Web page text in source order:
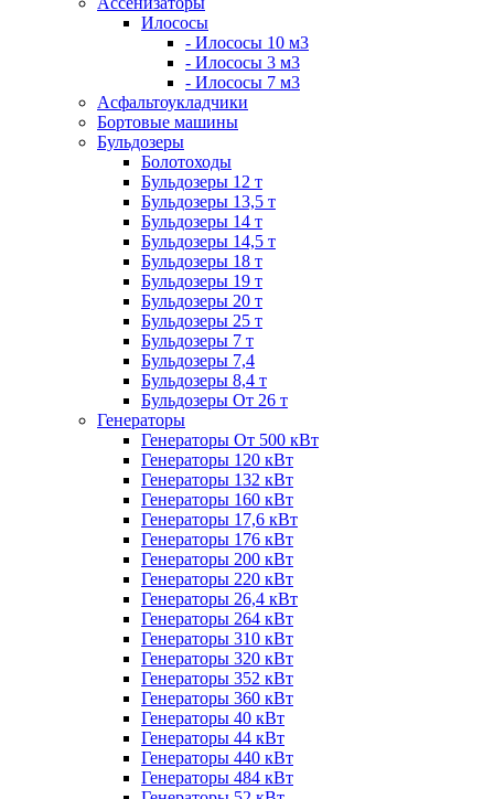
Илососы
- Илососы 10 м3
- Илососы 3 м3
- Илососы 7 м3
Асфальтоукладчики
Бортовые машины
Бульдозеры
Болотоходы
Бульдозеры 12 т
Бульдозеры 13,5 т
Бульдозеры 14 т
Бульдозеры 14,5 т
Бульдозеры 18 т
Бульдозеры 19 т
Бульдозеры 20 т
Бульдозеры 25 т
Бульдозеры 7 т
Бульдозеры 7,4
Бульдозеры 8,4 т
Бульдозеры От 26 т
Генераторы
Генераторы От 500 кВт
Генераторы 120 кВт
Генераторы 132 кВт
Генераторы 160 кВт
Генераторы 17,6 кВт
Генераторы 176 кВт
Генераторы 200 кВт
Генераторы 220 кВт
Генераторы 26,4 кВт
Генераторы 264 кВт
Генераторы 310 кВт
Генераторы 320 кВт
Генераторы 352 кВт
Генераторы 360 кВт
Генераторы 40 кВт
Генераторы 44 кВт
Генераторы 440 кВт
Генераторы 484 кВт